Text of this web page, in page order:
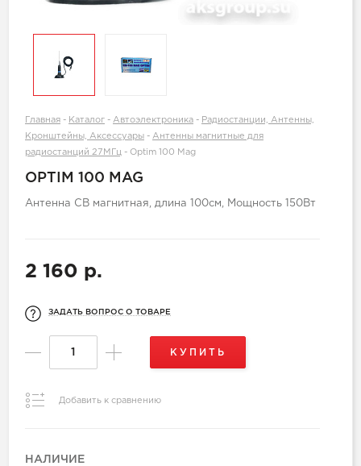
Главная - Каталог - Автоэлектроника - Радиостанции, Антенны,
Кронштейны, Аксессуары - Антенны магнитные для
радиостанций 27МГц - Optim 100 Mag
OPTIM 100 MAG
Антенна СВ магнитная, длина 100см, Мощность 150Вт
2 160 р.
ЗАДАТЬ ВОПРОС О ТОВАРЕ
КУПИТЬ
Добавить к сравнению
НАЛИЧИЕ